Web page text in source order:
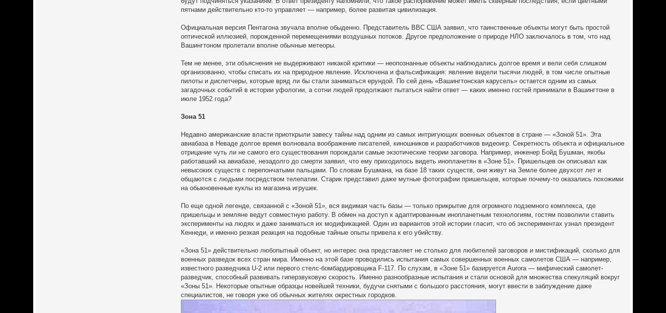
пятнами действительно кто-то управляет — например, более развитая цивилизация.
Официальная версия Пентагона звучала вполне обыденно. Представитель ВВС США заявил, что таинственные объекты могут быть простой
оптической иллюзией, порожденной перемещениями воздушных потоков. Другое предположение о природе НЛО заключалось в том, что над
Вашингтоном пролетали вполне обычные метеоры.
Тем не менее, эти объяснения не выдерживают никакой критики — неопознанные объекты наблюдались долгое время и вели себя слишком
организованно, чтобы списать их на природное явление. Исключена и фальсификация: явление видели тысячи людей, в том числе опытные
пилоты и диспетчеры, которые вряд ли бы стали заниматься ерундой. По сей день «Вашингтонская карусель» остается одним из самых
загадочных событий в истории уфологии, а сотни людей продолжают пытаться найти ответ — каких именно гостей принимали в Вашингтоне в
июле 1952 года?
Зона 51
Недавно американские власти приоткрыли завесу тайны над одним из самых интригующих военных объектов в стране — «Зоной 51». Эта
авиабаза в Неваде долгое время волновала воображение писателей, киношников и разработчиков видеоигр. Секретность объекта и официальное
отрицание чуть ли не самого его существования порождали самые экзотические теории заговора. Например, инженер Бойд Бушман, якобы
работавший на авиабазе, незадолго до смерти заявил, что ему приходилось видеть инопланетян в «Зоне 51». Пришельцев он описывал как
невысоких существ с перепончатыми пальцами. По словам Бушмана, на базе 18 таких существ, они живут на Земле более двухсот лет и
общаются с людьми посредством телепатии. Старик представил даже мутные фотографии пришельцев, которые почему-то оказались похожими
на обыкновенные куклы из магазина игрушек.
По еще одной легенде, связанной с «Зоной 51», вся видимая часть базы — только прикрытие для огромного подземного комплекса, где
пришельцы и земляне ведут совместную работу. В обмен на доступ к адаптированным инопланетным технологиям, гостям позволили ставить
эксперименты на людях и даже заниматься их модификацией. Один из вариантов этой истории гласит, что об экспериментах узнал президент
Кеннеди, и именно резкая реакция на подобные тайные опыты привела к его убийству.
«Зона 51» действительно любопытный объект, но интерес она представляет не столько для любителей заговоров и мистификаций, сколько для
военных разведок всех стран мира. Именно на этой базе проводились испытания самых совершенных военных самолетов США — например,
известного разведчика U-2 или первого стелс-бомбардировщика F-117. По слухам, в «Зоне 51» базируется Aurora — мифический самолет-
разведчик, способный развивать гиперзвуковую скорость. Именно разнообразные испытания и стали основой для множества спекуляций вокруг
«Зоны 51». Некоторые опытные образцы новейшей техники, будучи снятыми с большого расстояния, могут ввести в заблуждение даже
специалистов, не говоря уже об обычных жителях окрестных городков.